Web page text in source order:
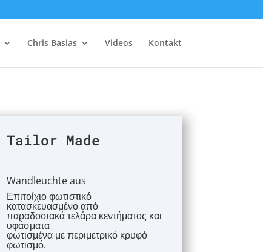
Chris Basias Videos Kontakt
Tailor Made
Wandleuchte aus
Επιτοίχιο φωτιστικό
κατασκευασμένο από
παραδοσιακά τελάρα κεντήματος και
υφάσματα
φωτισμένα με περιμετρικό κρυφό
φωτισμό.